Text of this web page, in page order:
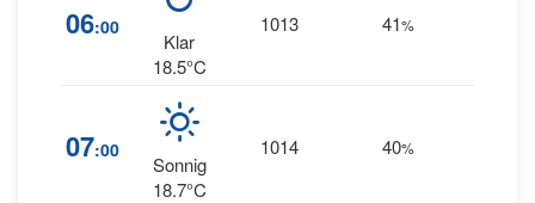
06:00
Klar
18.5°C
1013 41%
07:00
Sonnig
18.7°C
1014 40%